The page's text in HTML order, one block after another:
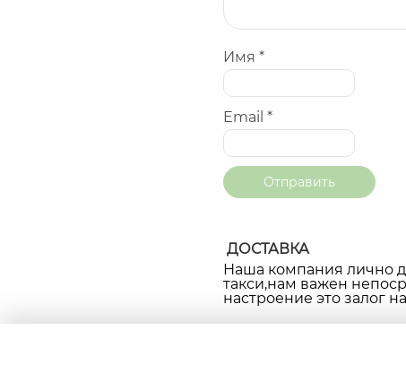
Имя *
Email *
ДОСТАВКА
Наша компания лично
такси,нам важен
настроение это залог